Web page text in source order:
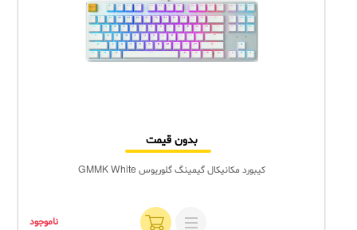
بدون قیمت
کیبورد مکانیکال گیمینگ گلوریوس GMMK White
ناموجود